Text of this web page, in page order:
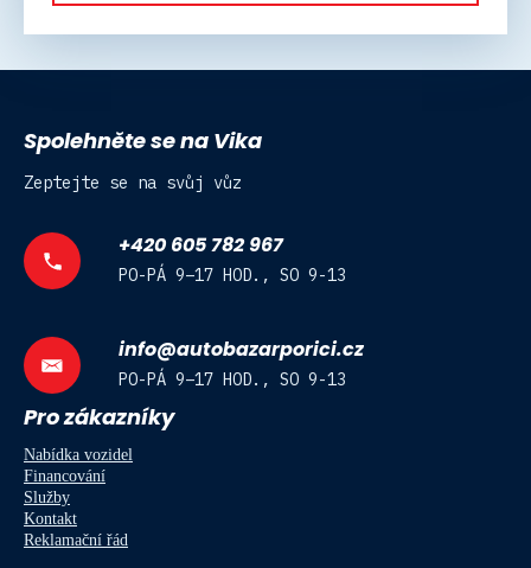
Spolehněte se na Vika
Zeptejte se na svůj vůz
+420 605 782 967
PO-PÁ 9–17 HOD., SO 9-13
info@autobazarporici.cz
PO-PÁ 9–17 HOD., SO 9-13
Pro zákazníky
Nabídka vozidel
Financování
Služby
Kontakt
Reklamační řád